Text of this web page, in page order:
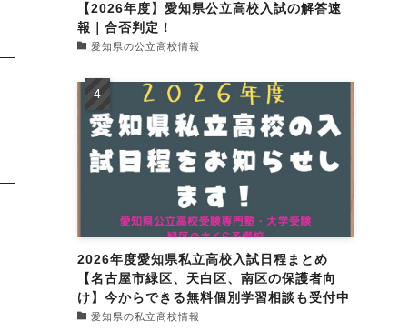
【2026年度】愛知県公立高校入試の解答速
報｜合否判定！
愛知県の公立高校情報
2026年度愛知県私立高校入試日程まとめ
【名古屋市緑区、天白区、南区の保護者向
け】今からできる無料個別学習相談も受付中
愛知県の私立高校情報